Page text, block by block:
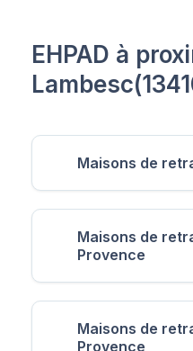
EHPAD à
Maisons de
Maisons de
Provence
Maisons de
Provence